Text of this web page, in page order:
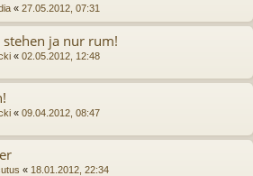
« 27.05.2012, 07:31
stehen ja nur rum!
« 02.05.2012, 12:48
« 09.04.2012, 08:47
« 18.01.2012, 22:34